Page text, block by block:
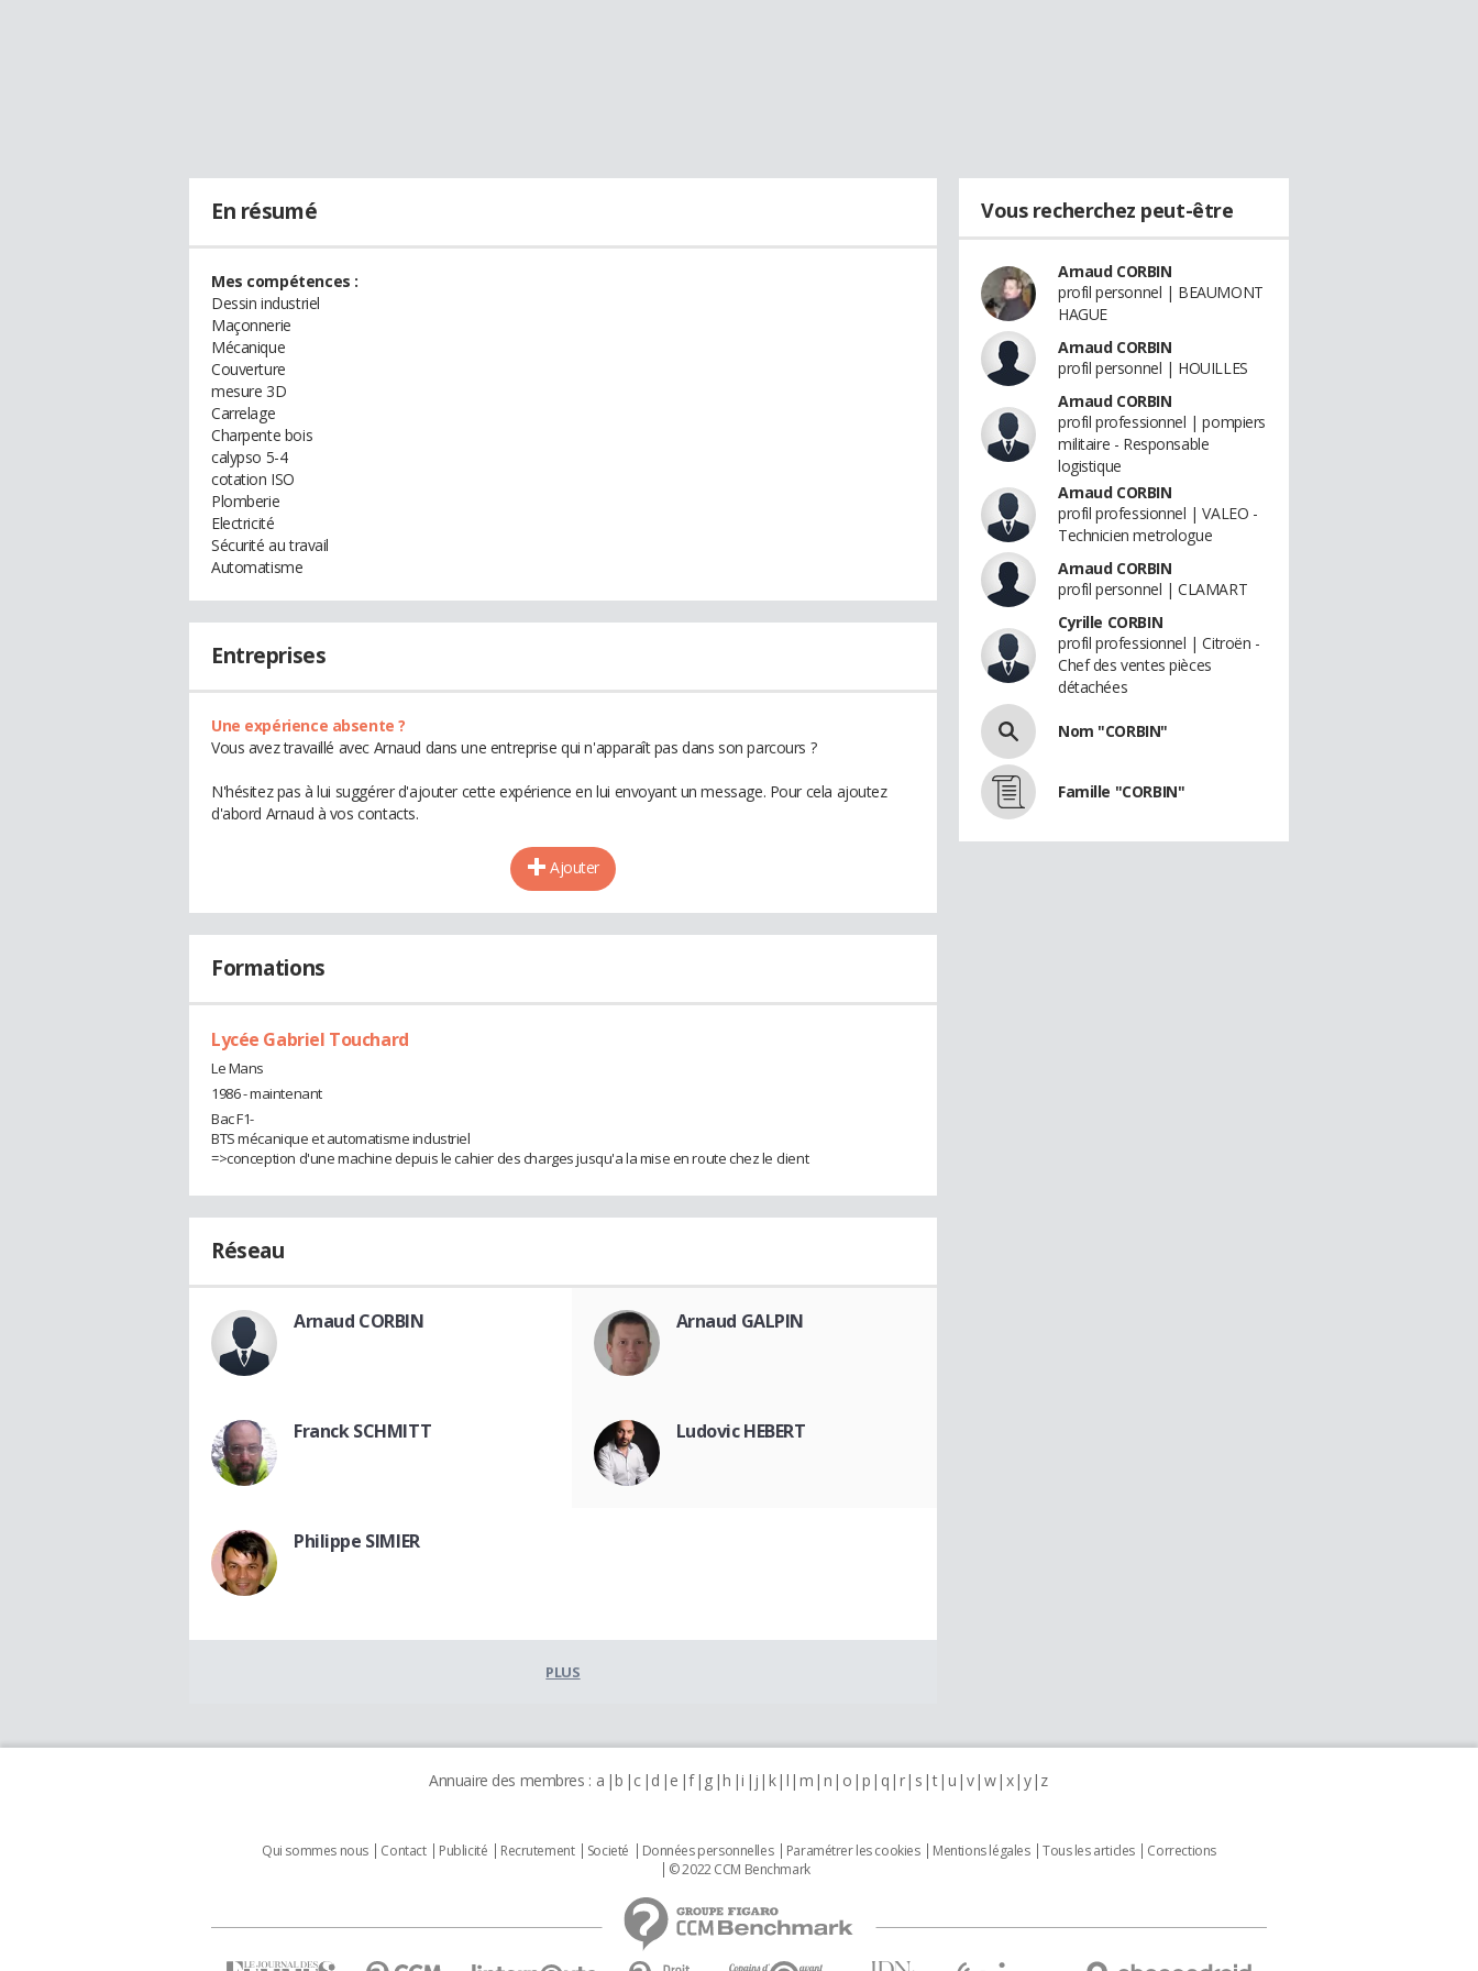
En résumé
Mes compétences :
Dessin industriel
Maçonnerie
Mécanique
Couverture
mesure 3D
Carrelage
Charpente bois
calypso 5-4
cotation ISO
Plomberie
Electricité
Sécurité au travail
Automatisme
Entreprises
Une expérience absente ?
Vous avez travaillé avec Arnaud dans une entreprise qui n'apparaît pas dans son parcours ?
N'hésitez pas à lui suggérer d'ajouter cette expérience en lui envoyant un message. Pour cela ajoutez
d'abord Arnaud à vos contacts.
Ajouter
Formations
Lycée Gabriel Touchard
Le Mans
1986 - maintenant
Bac F1-
BTS mécanique et automatisme industriel
=>conception d'une machine depuis le cahier des charges jusqu'a la mise en route chez le client
Réseau
Arnaud CORBIN Arnaud GALPIN
Franck SCHMITT Ludovic HEBERT
Philippe SIMIER
PLUS
Vous recherchez peut-être
Arnaud CORBIN
profil personnel | BEAUMONT
HAGUE
Arnaud CORBIN
profil personnel | HOUILLES
Arnaud CORBIN
profil professionnel | pompiers
militaire - Responsable
logistique
Arnaud CORBIN
profil professionnel | VALEO -
Technicien metrologue
Arnaud CORBIN
profil personnel | CLAMART
Cyrille CORBIN
profil professionnel | Citroën -
Chef des ventes pièces
détachées
Nom "CORBIN"
Famille "CORBIN"
Annuaire des membres : a b c d e f g h i j k l m n o p q r s t u v w x y z
Qui sommes nous Contact Publicité Recrutement Societé Données personnelles Paramétrer les cookies Mentions légales Tous les articles
Corrections
© 2022 CCM Benchmark